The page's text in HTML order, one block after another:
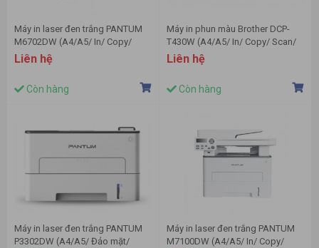
Máy in laser đen trắng PANTUM
M6702DW (A4/A5/ In/ Copy/
Scan/ Đảo mặt/ USB/ WIFI)
Liên hệ
Còn hàng
Máy in phun màu Brother DCP-
T430W (A4/A5/ In/ Copy/ Scan/
USB/ WIFI)
Liên hệ
Còn hàng
Máy in laser đen trắng PANTUM
P3302DW (A4/A5/ Đảo mặt/
Máy in laser đen trắng PANTUM
M7100DW (A4/A5/ In/ Copy/